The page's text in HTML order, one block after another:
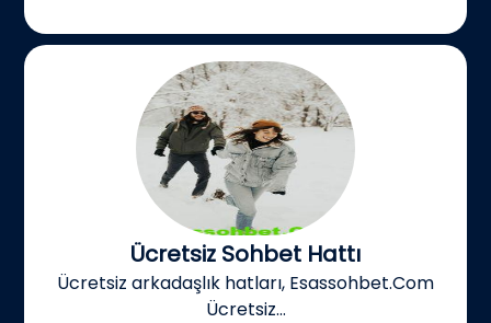
Ücretsiz Sohbet Hattı
Ücretsiz arkadaşlık hatları, Esassohbet.Com
Ücretsiz...